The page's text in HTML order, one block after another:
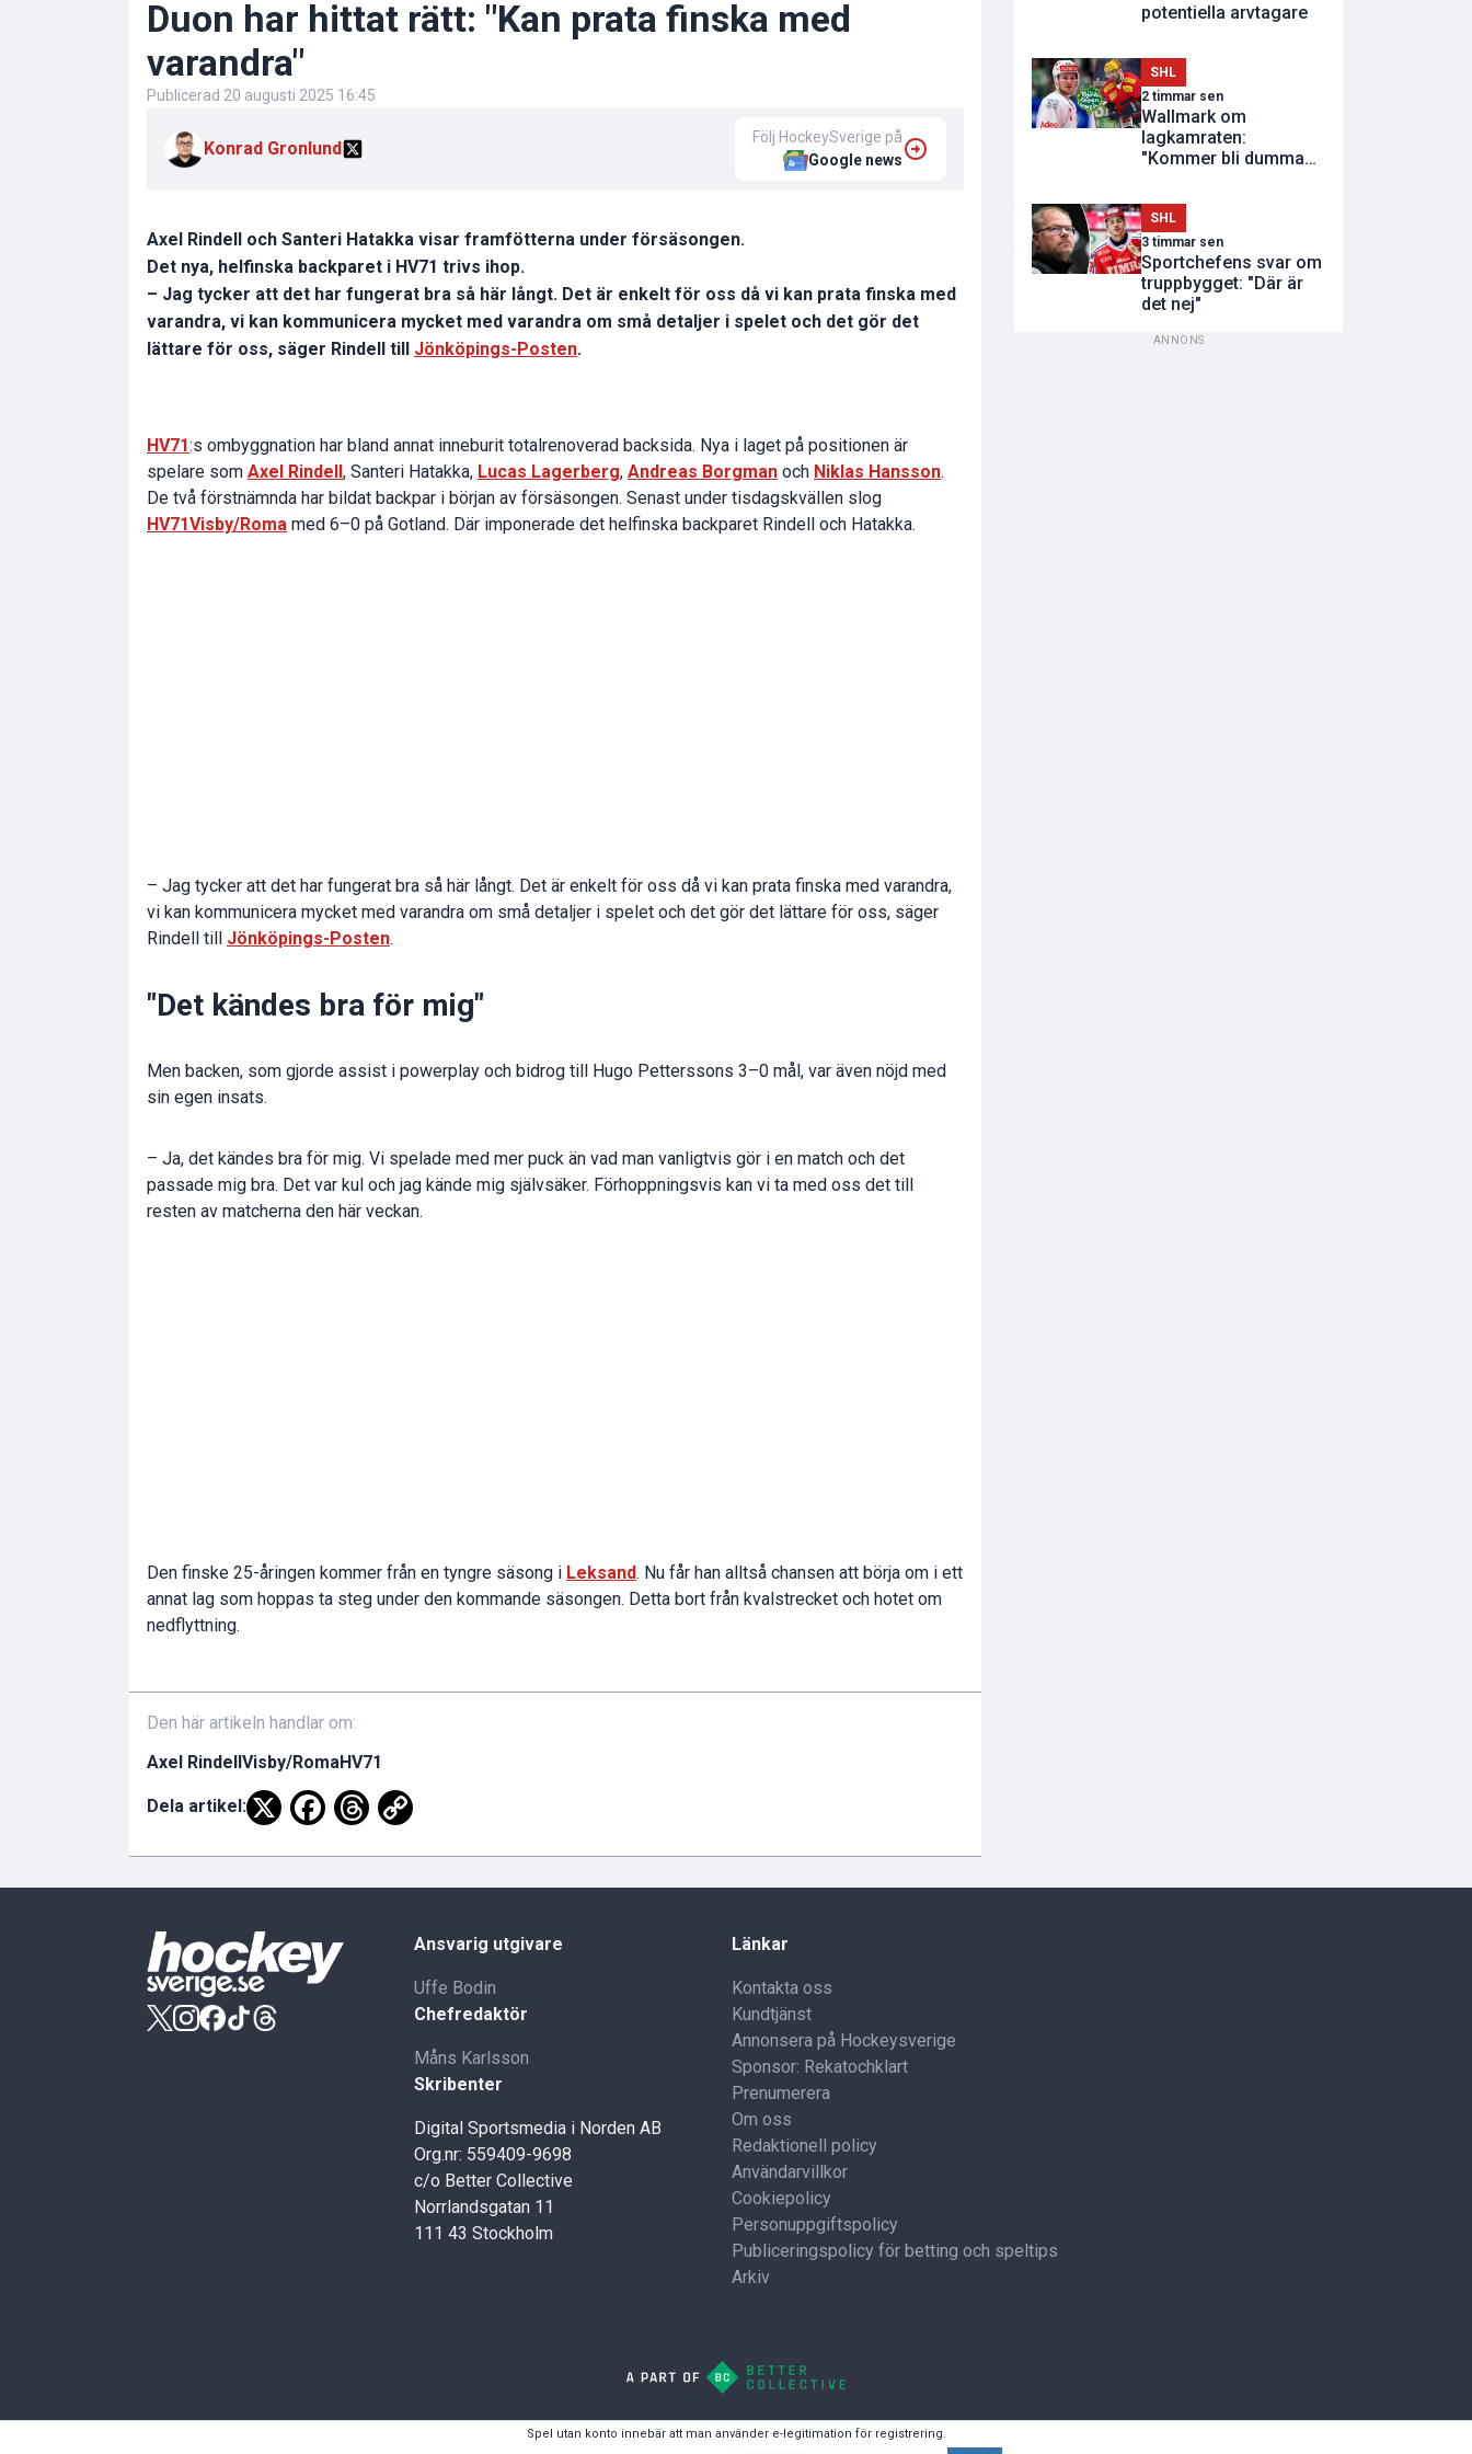
Duon har hittat rätt: "Kan prata finska med
varandra"
Publicerad 20 augusti 2025 16:45
Konrad Gronlund
Följ HockeySverige på
Google news
Axel Rindell och Santeri Hatakka visar framfötterna under försäsongen.
Det nya, helfinska backparet i HV71 trivs ihop.
– Jag tycker att det har fungerat bra så här långt. Det är enkelt för oss då vi kan prata finska med
varandra, vi kan kommunicera mycket med varandra om små detaljer i spelet och det gör det
lättare för oss, säger Rindell till Jönköpings-Posten.
HV71:s ombyggnation har bland annat inneburit totalrenoverad backsida. Nya i laget på positionen är
spelare som Axel Rindell , Santeri Hatakka, Lucas Lagerberg, Andreas Borgman och Niklas Hansson.
De två förstnämnda har bildat backpar i början av försäsongen. Senast under tisdagskvällen slog
HV71Visby/Roma med 6–0 på Gotland. Där imponerade det helfinska backparet Rindell och Hatakka.
– Jag tycker att det har fungerat bra så här långt. Det är enkelt för oss då vi kan prata finska med varandra,
vi kan kommunicera mycket med varandra om små detaljer i spelet och det gör det lättare för oss, säger
Rindell till Jönköpings-Posten.
"Det kändes bra för mig"
Men backen, som gjorde assist i powerplay och bidrog till Hugo Petterssons 3–0 mål, var även nöjd med
sin egen insats.
– Ja, det kändes bra för mig. Vi spelade med mer puck än vad man vanligtvis gör i en match och det
passade mig bra. Det var kul och jag kände mig självsäker. Förhoppningsvis kan vi ta med oss det till
resten av matcherna den här veckan.
Den finske 25-åringen kommer från en tyngre säsong i Leksand. Nu får han alltså chansen att börja om i ett
annat lag som hoppas ta steg under den kommande säsongen. Detta bort från kvalstrecket och hotet om
nedflyttning.
Den här artikeln handlar om:
Axel Rindell Visby/RomaHV71
Dela artikel:
potentiella arvtagare
SHL
2 timmar sen
Wallmark om
lagkamraten:
"Kommer bli dumma
SHL
3 timmar sen
Sportchefens svar om
truppbygget: "Där är
det nej"
ANNONS
Ansvarig utgivare
Uffe Bodin
Chefredaktör
Måns Karlsson
Skribenter
Digital Sportsmedia i Norden AB
Org.nr: 559409-9698
c/o Better Collective
Norrlandsgatan 11
111 43 Stockholm
Länkar
Kontakta oss
Kundtjänst
Annonsera på Hockeysverige
Sponsor: Rekatochklart
Prenumerera
Om oss
Redaktionell policy
Användarvillkor
Cookiepolicy
Personuppgiftspolicy
Publiceringspolicy för betting och speltips
Arkiv
Spel utan konto innebär att man använder e-legitimation för registrering.